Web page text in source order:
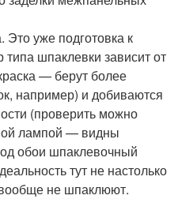
Это уже подготовка к
шпаклевки зависит от
— берут более
например) и добиваются
(проверить можно
лампой — видны
обои шпаклевочный
тут не настолько
не шпаклюют.